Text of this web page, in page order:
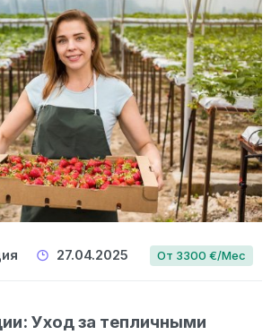
27.04.2025 От 3300 €/Мес
Уход за тепличными